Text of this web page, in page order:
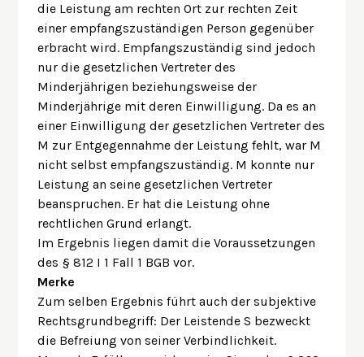
die Leistung am rechten Ort zur rechten Zeit
einer empfangszuständigen Person gegenüber
erbracht wird. Empfangszuständig sind jedoch
nur die gesetzlichen Vertreter des
Minderjährigen beziehungsweise der
Minderjährige mit deren Einwilligung. Da es an
einer Einwilligung der gesetzlichen Vertreter des
M zur Entgegennahme der Leistung fehlt, war M
nicht selbst empfangszuständig. M konnte nur
Leistung an seine gesetzlichen Vertreter
beanspruchen. Er hat die Leistung ohne
rechtlichen Grund erlangt.
Im Ergebnis liegen damit die Voraussetzungen
des § 812 I 1 Fall 1 BGB vor.
Merke
Zum selben Ergebnis führt auch der subjektive
Rechtsgrundbegriff: Der Leistende S bezweckt
die Befreiung von seiner Verbindlichkeit.